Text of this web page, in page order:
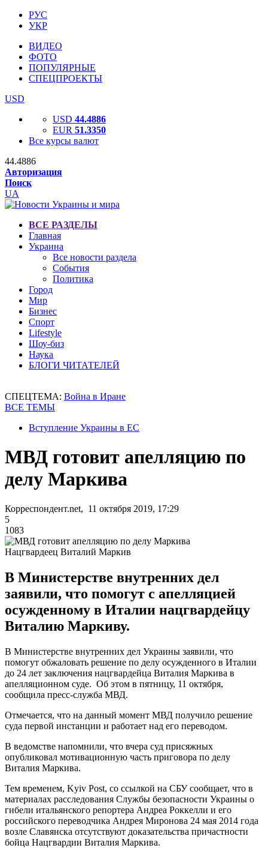
РУС
УКР
ВИДЕО
ФОТО
ПОПУЛЯРНЫЕ
СПЕЦПРОЕКТЫ
USD
USD 44.4886
EUR 51.3350
Все курсы валют
44.4886
Авторизация
Поиск
UA
ВСЕ РАЗДЕЛЫ
Главная
Украина
Все новости раздела
События
Политика
Город
Мир
Бизнес
Спорт
Lifestyle
Шоу-биз
Наука
БЛОГИ ЧИТАТЕЛЕЙ
СПЕЦТЕМА: Война в Иране
ВСЕ ТЕМЫ
Вступление Украины в ЕС
МВД готовит апелляцию по
делу Маркива
Корреспондент.net, 11 октября 2019, 17:29
5
1083
Нацгвардеец Виталий Маркив
В Министерстве внутренних дел
заявили, что помогут с апелляцией
осужденному в Италии нацгвардейцу
Виталию Маркиву.
В Министерстве внутренних дел Украины заявили, что
помогут обжаловать решение по делу осужденного в Италии
до 24 лет заключения нацгвардейца Виталия Маркива в
апелляционном суде. Об этом в пятницу, 11 октября,
сообщила пресс-служба МВД.
Отмечается, что на данный момент МВД получило решение
суда первой инстанции и работает над его переводом.
В ведомстве напомнили, что вчера суд присяжных
опубликовал мотивационную часть приговора по делу
Виталия Маркива.
Тем временем, Kyiv Post, со ссылкой на СБУ сообщает, что в
материалах расследования Службы безопасности Украины о
гибели итальянского репортера Андреа Роккелли и его
российского переводчика Андрея Миронова 24 мая 2014 года
возле Славянска отсутствуют доказательства причастности
бойца Нацгвардии Виталия Маркива.